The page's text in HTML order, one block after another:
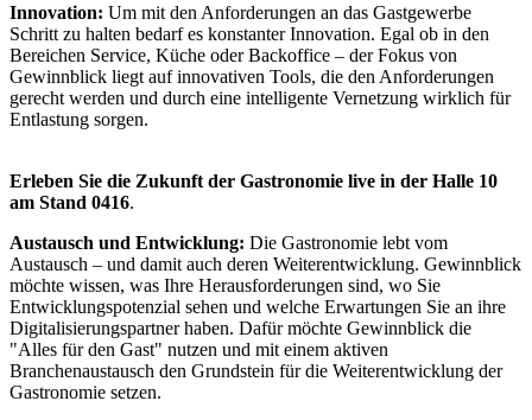
Innovation: Um mit den Anforderungen an das Gastgewerbe
Schritt zu halten bedarf es konstanter Innovation. Egal ob in den
Bereichen Service, Küche oder Backoffice – der Fokus von
Gewinnblick liegt auf innovativen Tools, die den Anforderungen
gerecht werden und durch eine intelligente Vernetzung wirklich für
Entlastung sorgen.
Erleben Sie die Zukunft der Gastronomie live in der Halle 10
am Stand 0416.
Austausch und Entwicklung: Die Gastronomie lebt vom
Austausch – und damit auch deren Weiterentwicklung. Gewinnblick
möchte wissen, was Ihre Herausforderungen sind, wo Sie
Entwicklungspotenzial sehen und welche Erwartungen Sie an ihre
Digitalisierungspartner haben. Dafür möchte Gewinnblick die
"Alles für den Gast" nutzen und mit einem aktiven
Branchenaustausch den Grundstein für die Weiterentwicklung der
Gastronomie setzen.